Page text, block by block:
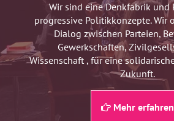
Wir sind eine Denkfabrik
progressive Politikkonzepte. Wir
Dialog zwischen Parteien,
Gewerkschaften,
Wissenschaft , für eine
Zukunft.
Mehr erfahren